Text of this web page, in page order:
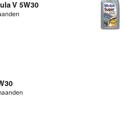
V 5W30